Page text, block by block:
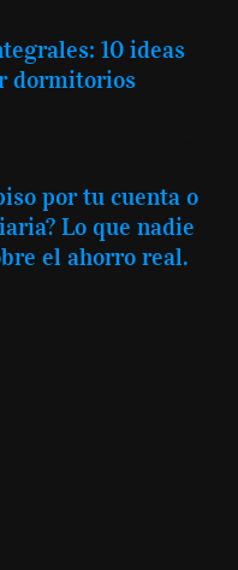
10 ideas
dormitorios
por tu cuenta o
Lo que nadie
el ahorro real.